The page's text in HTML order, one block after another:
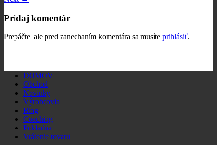
Pridaj komentár
Prepáčte, ale pred zanechaním komentára sa musíte prihlásiť.
DOMOV
Obchod
Novinky
Výrobcovia
Blog
Coaching
Pokladňa
Vrátenie tovaru